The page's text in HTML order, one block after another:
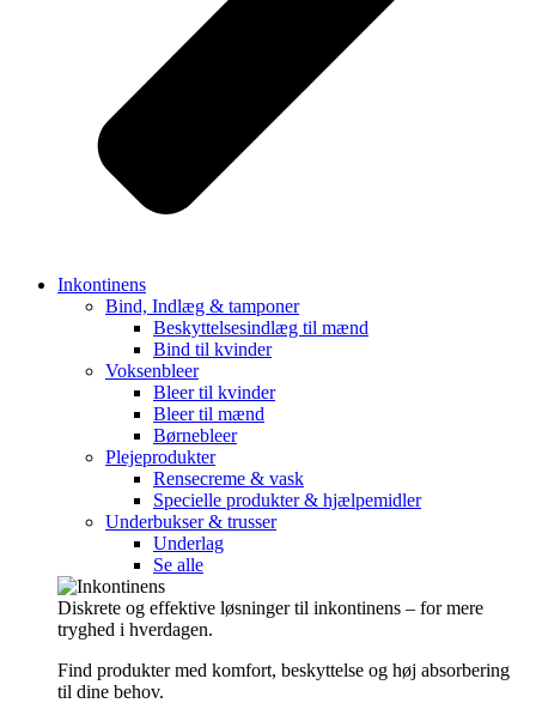
Inkontinens
Bind, Indlæg & tamponer
Beskyttelsesindlæg til mænd
Bind til kvinder
Voksenbleer
Bleer til kvinder
Bleer til mænd
Børnebleer
Plejeprodukter
Rensecreme & vask
Specielle produkter & hjælpemidler
Underbukser & trusser
Underlag
Se alle
Diskrete og effektive løsninger til inkontinens – for mere
tryghed i hverdagen.
Find produkter med komfort, beskyttelse og høj absorbering
til dine behov.